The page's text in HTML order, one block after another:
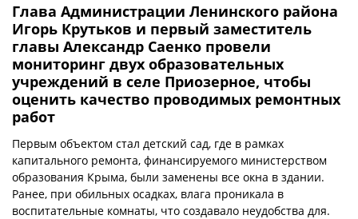
Глава Администрации Ленинского района
Игорь Крутьков и первый заместитель
главы Александр Саенко провели
мониторинг двух образовательных
учреждений в селе Приозерное, чтобы
оценить качество проводимых ремонтных
работ
Первым объектом стал детский сад, где в рамках
капитального ремонта, финансируемого министерством
образования Крыма, были заменены все окна в здании.
Ранее, при обильных осадках, влага проникала в
воспитательные комнаты, что создавало неудобства для.